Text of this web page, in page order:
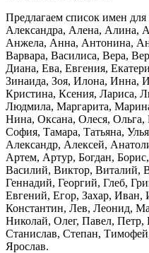
Предлагаем список имен
Александра, Алена, Алина,
Анжела, Анна, Антонина,
Варвара, Василиса, Вера,
Диана, Ева, Евгения,
Зинаида, Зоя, Илона, Инна,
Кристина, Ксения, Лариса,
Людмила, Маргарита,
Нина, Оксана, Олеся, Ольга,
София, Тамара, Татьяна,
Александр, Алексей,
Артем, Артур, Богдан,
Василий, Виктор, Виталий,
Геннадий, Георгий, Глеб,
Евгений, Егор, Захар, Иван,
Константин, Лев, Леонид,
Николай, Олег, Павел, Петр,
Станислав, Степан,
Ярослав.